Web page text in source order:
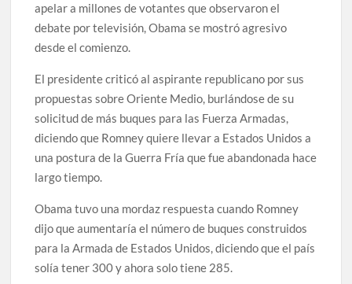
apelar a millones de votantes que observaron el
debate por televisión, Obama se mostró agresivo
desde el comienzo.
El presidente criticó al aspirante republicano por sus
propuestas sobre Oriente Medio, burlándose de su
solicitud de más buques para las Fuerza Armadas,
diciendo que Romney quiere llevar a Estados Unidos a
una postura de la Guerra Fría que fue abandonada hace
largo tiempo.
Obama tuvo una mordaz respuesta cuando Romney
dijo que aumentaría el número de buques construidos
para la Armada de Estados Unidos, diciendo que el país
solía tener 300 y ahora solo tiene 285.